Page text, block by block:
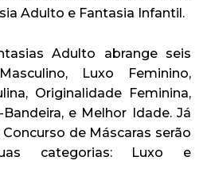
Adulto e Fantasia Infantil.
Adulto abrange seis
Luxo Feminino,
Originalidade Feminina,
e Melhor Idade. Já
de Máscaras serão
categorias: Luxo e